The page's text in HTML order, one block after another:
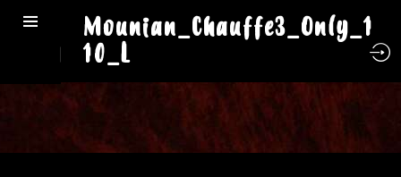
Mounian_Chauffe3_Only_1
10_L